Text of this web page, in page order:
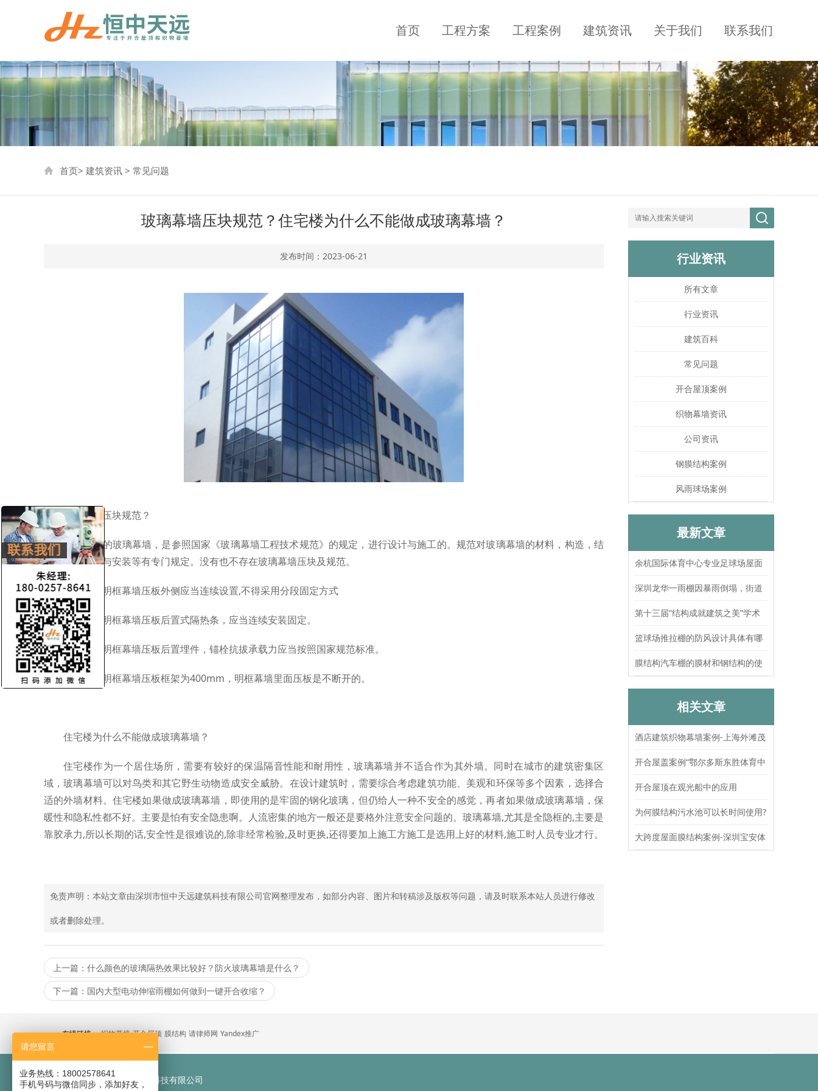
首页 工程方案 工程案例 建筑资讯 关于我们 联系我们
首页> 建筑资讯 > 常见问题
玻璃幕墙压块规范？住宅楼为什么不能做成玻璃幕墙？
发布时间： 2023-06-21
玻璃幕墙压块规范？
建筑所设的玻璃幕墙，是参照国家《玻璃幕墙工程技术规范》的规定，进行设计与施工的。规范对玻璃幕墙的材料，构造，结
构设计，施工与安装等有专门规定。没有也不存在玻璃幕墙压块及规范。
要求一：明框幕墙压板外侧应当连续设置,不得采用分段固定方式
要求二：明框幕墙压板后置式隔热条，应当连续安装固定。
要求三：明框幕墙压板后置埋件，锚栓抗拔承载力应当按照国家规范标准。
要求四：明框幕墙压板框架为400mm，明框幕墙里面压板是不断开的。
住宅楼为什么不能做成玻璃幕墙？
住宅楼作为一个居住场所，需要有较好的保温隔音性能和耐用性，玻璃幕墙并不适合作为其外墙。同时在城市的建筑密集区
域，玻璃幕墙可以对鸟类和其它野生动物造成安全威胁。在设计建筑时，需要综合考虑建筑功能、美观和环保等多个因素，选择合
适的外墙材料。住宅楼如果做成玻璃幕墙，即使用的是牢固的钢化玻璃，但仍给人一种不安全的感觉，再者如果做成玻璃幕墙，保
暖性和隐私性都不好。主要是怕有安全隐患啊。人流密集的地方一般还是要格外注意安全问题的。玻璃幕墙,尤其是全隐框的,主要是
靠胶承力,所以长期的话,安全性是很难说的,除非经常检验,及时更换,还得要加上施工方施工是选用上好的材料,施工时人员专业才行。
免责声明：本站文章由深圳市恒中天远建筑科技有限公司官网整理发布，如部分内容、图片和转稿涉及版权等问题，请及时联系本站人员进行修改
或者删除处理。
上一篇：什么颜色的玻璃隔热效果比较好？防火玻璃幕墙是什么？
下一篇：国内大型电动伸缩雨棚如何做到一键开合收缩？
行业资讯
所有文章
行业资讯
建筑百科
常见问题
开合屋顶案例
织物幕墙资讯
公司资讯
钢膜结构案例
风雨球场案例
最新文章
余杭国际体育中心专业足球场屋面
索结构张拉圆满完成
深圳龙华一雨棚因暴雨倒塌，街道
办：已处置，无人员伤亡
第十三届“结构成就建筑之美”学术
论坛暨上海大歌剧院观摩
篮球场推拉棚的防风设计具体有哪
些？抗风等级如何测试验证？
膜结构汽车棚的膜材和钢结构的使
用寿命分别是多久？
相关文章
酒店建筑织物幕墙案例-上海外滩茂
悦大酒店
开合屋盖案例“鄂尔多斯东胜体育中
心”
开合屋顶在观光船中的应用
为何膜结构污水池可以长时间使用?
大跨度屋面膜结构案例-深圳宝安体
友情链接： 织物幕墙 开合屋顶 膜结构 请律师网 Yandex推广
公司：深圳市恒中天远建筑科技有限公司
请您留言
业务热线：18002578641
手机号码与微信同步，添加好友，